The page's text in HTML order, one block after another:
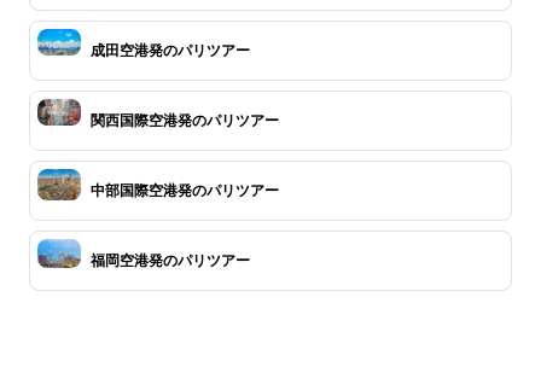
成田空港発のパリツアー
関西国際空港発のパリツアー
中部国際空港発のパリツアー
福岡空港発のパリツアー